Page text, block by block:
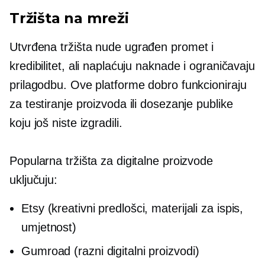
Tržišta na mreži
Utvrđena tržišta nude ugrađen promet i
kredibilitet, ali naplaćuju naknade i ograničavaju
prilagodbu. Ove platforme dobro funkcioniraju
za testiranje proizvoda ili dosezanje publike
koju još niste izgradili.
Popularna tržišta za digitalne proizvode
uključuju:
Etsy (kreativni predlošci, materijali za ispis,
umjetnost)
Gumroad (razni digitalni proizvodi)